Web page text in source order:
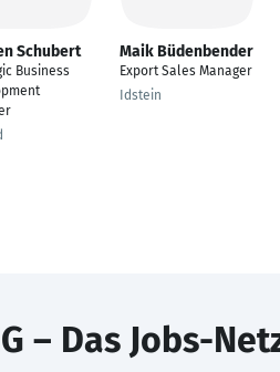
Schubert
Business
Maik Büdenbender
Export Sales Manager
Idstein
– Das Jobs-